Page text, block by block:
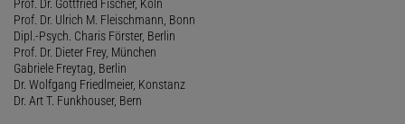
Prof. Dr. Gottfried Fischer, Köln
Prof. Dr. Ulrich M. Fleischmann, Bonn
Dipl.-Psych. Charis Förster, Berlin
Prof. Dr. Dieter Frey, München
Gabriele Freytag, Berlin
Dr. Wolfgang Friedlmeier, Konstanz
Dr. Art T. Funkhouser, Bern